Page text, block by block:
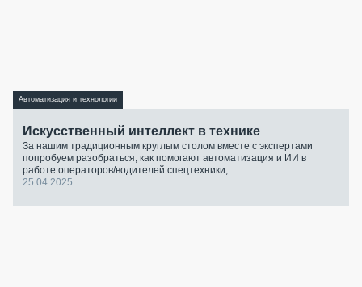
Автоматизация и технологии
Искусственный интеллект в технике
За нашим традиционным круглым столом вместе с экспертами
попробуем разобраться, как помогают автоматизация и ИИ в
работе операторов/водителей спецтехники,...
25.04.2025